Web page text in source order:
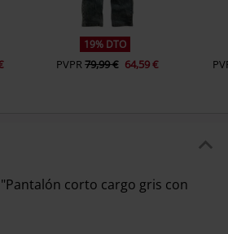
19% DTO
PVPR79,99 € 64,59 €
corto cargo gris con